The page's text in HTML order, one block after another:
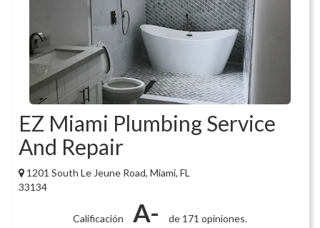
EZ Miami Plumbing Service
And Repair
1201 South Le Jeune Road, Miami, FL
33134
Calificación A-
de 171 opiniones.